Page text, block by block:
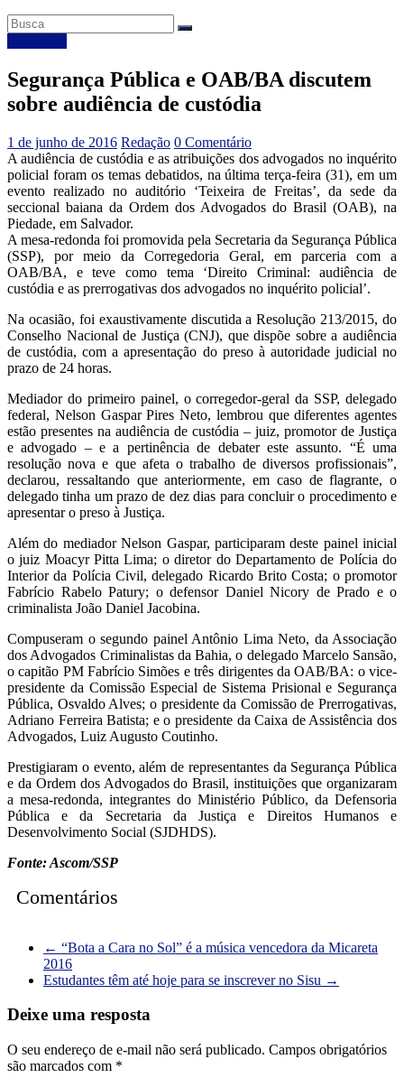
Segurança Pública e OAB/BA discutem
sobre audiência de custódia
1 de junho de 2016 Redação 0 Comentário
A audiência de custódia e as atribuições dos advogados no inquérito
policial foram os temas debatidos, na última terça-feira (31), em um
evento realizado no auditório ‘Teixeira de Freitas’, da sede da
seccional baiana da Ordem dos Advogados do Brasil (OAB), na
Piedade, em Salvador.
A mesa-redonda foi promovida pela Secretaria da Segurança Pública
(SSP), por meio da Corregedoria Geral, em parceria com a
OAB/BA, e teve como tema ‘Direito Criminal: audiência de
custódia e as prerrogativas dos advogados no inquérito policial’.
Na ocasião, foi exaustivamente discutida a Resolução 213/2015, do
Conselho Nacional de Justiça (CNJ), que dispõe sobre a audiência
de custódia, com a apresentação do preso à autoridade judicial no
prazo de 24 horas.
Mediador do primeiro painel, o corregedor-geral da SSP, delegado
federal, Nelson Gaspar Pires Neto, lembrou que diferentes agentes
estão presentes na audiência de custódia – juiz, promotor de Justiça
e advogado – e a pertinência de debater este assunto. “É uma
resolução nova e que afeta o trabalho de diversos profissionais”,
declarou, ressaltando que anteriormente, em caso de flagrante, o
delegado tinha um prazo de dez dias para concluir o procedimento e
apresentar o preso à Justiça.
Além do mediador Nelson Gaspar, participaram deste painel inicial
o juiz Moacyr Pitta Lima; o diretor do Departamento de Polícia do
Interior da Polícia Civil, delegado Ricardo Brito Costa; o promotor
Fabrício Rabelo Patury; o defensor Daniel Nicory de Prado e o
criminalista João Daniel Jacobina.
Compuseram o segundo painel Antônio Lima Neto, da Associação
dos Advogados Criminalistas da Bahia, o delegado Marcelo Sansão,
o capitão PM Fabrício Simões e três dirigentes da OAB/BA: o vice-
presidente da Comissão Especial de Sistema Prisional e Segurança
Pública, Osvaldo Alves; o presidente da Comissão de Prerrogativas,
Adriano Ferreira Batista; e o presidente da Caixa de Assistência dos
Advogados, Luiz Augusto Coutinho.
Prestigiaram o evento, além de representantes da Segurança Pública
e da Ordem dos Advogados do Brasil, instituições que organizaram
a mesa-redonda, integrantes do Ministério Público, da Defensoria
Pública e da Secretaria da Justiça e Direitos Humanos e
Desenvolvimento Social (SJDHDS).
Fonte: Ascom/SSP
Comentários
← “Bota a Cara no Sol” é a música vencedora da Micareta
2016
Estudantes têm até hoje para se inscrever no Sisu →
Deixe uma resposta
O seu endereço de e-mail não será publicado. Campos obrigatórios
são marcados com *